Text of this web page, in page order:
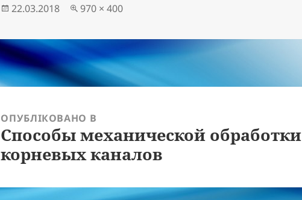
Опубліковано
22.03.2018
Повний
970 × 400
ОПУБЛІКОВАНО В
Способы механической обработки
корневых каналов